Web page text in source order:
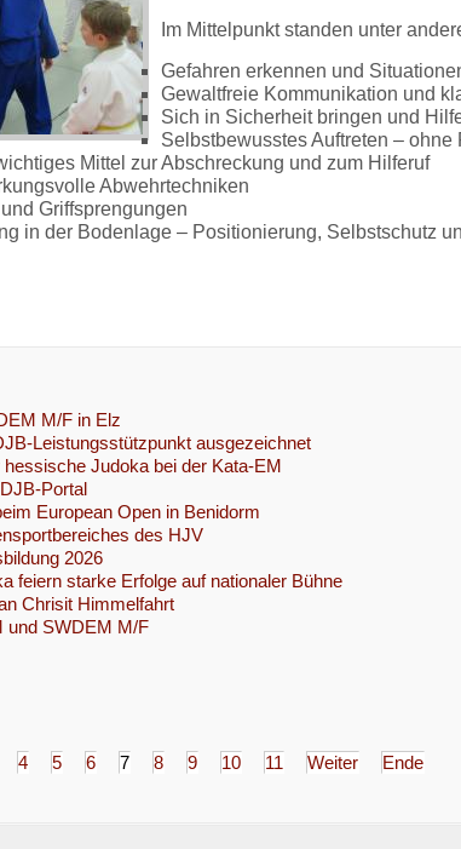
Im Mittelpunkt standen unter
Gefahren erkennen und
Gewaltfreie Kommunikation und
Sich in Sicherheit bringen und
Selbstbewusstes Auftreten –
Mittel zur Abschreckung und zum Hilferuf
Abwehrtechniken
Griffsprengungen
in der Bodenlage – Positionierung, Selbstschutz
M/F in Elz
Leistungsstützpunkt ausgezeichnet
Judoka bei der Kata-EM
Portal
European Open in Benidorm
des HJV
2026
feiern starke Erfolge auf nationaler Bühne
Chrisit Himmelfahrt
und SWDEM M/F
4 5 6 7 8 9 10 11 Weiter Ende